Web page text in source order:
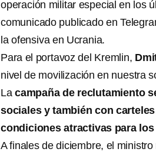
operación militar especial en los
comunicado publicado en
la ofensiva en Ucrania.
Para el portavoz del Kremlin,
nivel de movilización en nuestra
La campaña de reclutamiento
sociales y también con
condiciones atractivas para
A finales de diciembre, el